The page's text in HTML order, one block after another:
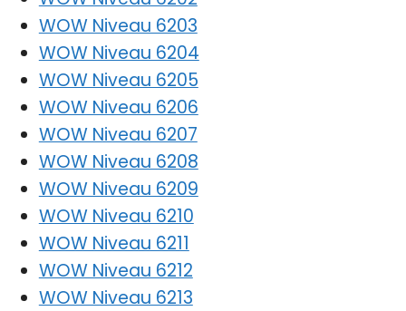
WOW Niveau 6203
WOW Niveau 6204
WOW Niveau 6205
WOW Niveau 6206
WOW Niveau 6207
WOW Niveau 6208
WOW Niveau 6209
WOW Niveau 6210
WOW Niveau 6211
WOW Niveau 6212
WOW Niveau 6213